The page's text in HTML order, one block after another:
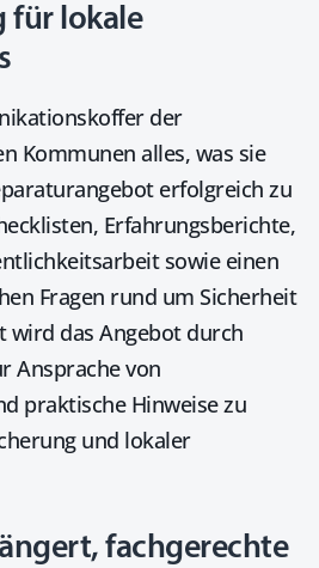
für lokale
der
Kommunen alles, was sie
erfolgreich zu
Erfahrungs­berichte,
sowie einen
Fragen rund um Sicherheit
wird das Angebot durch
Ansprache von
praktische Hinweise zu
und lokaler
fachgerechte